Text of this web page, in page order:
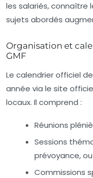
les salariés, connaître
sujets abordés
Organisation et
GMF
Le calendrier officiel
année via le site
locaux. Il comprend :
Réunions
Sessions
prévoyance,
Commissions